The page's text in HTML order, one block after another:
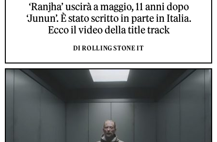
‘Ranjha’ uscirà a maggio, 11 anni dopo
‘Junun’. È stato scritto in parte in Italia.
Ecco il video della title track
DI ROLLING STONE IT